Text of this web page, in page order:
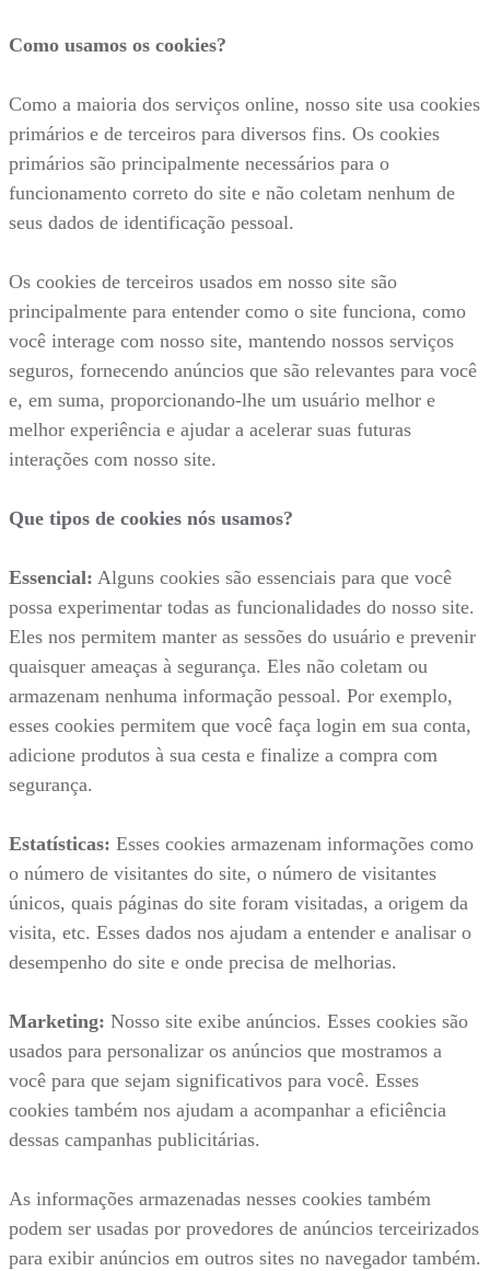
Como usamos os cookies?
Como a maioria dos serviços online, nosso site usa cookies
primários e de terceiros para diversos fins. Os cookies
primários são principalmente necessários para o
funcionamento correto do site e não coletam nenhum de
seus dados de identificação pessoal.
Os cookies de terceiros usados em nosso site são
principalmente para entender como o site funciona, como
você interage com nosso site, mantendo nossos serviços
seguros, fornecendo anúncios que são relevantes para você
e, em suma, proporcionando-lhe um usuário melhor e
melhor experiência e ajudar a acelerar suas futuras
interações com nosso site.
Que tipos de cookies nós usamos?
Essencial: Alguns cookies são essenciais para que você
possa experimentar todas as funcionalidades do nosso site.
Eles nos permitem manter as sessões do usuário e prevenir
quaisquer ameaças à segurança. Eles não coletam ou
armazenam nenhuma informação pessoal. Por exemplo,
esses cookies permitem que você faça login em sua conta,
adicione produtos à sua cesta e finalize a compra com
segurança.
Estatísticas: Esses cookies armazenam informações como
o número de visitantes do site, o número de visitantes
únicos, quais páginas do site foram visitadas, a origem da
visita, etc. Esses dados nos ajudam a entender e analisar o
desempenho do site e onde precisa de melhorias.
Marketing: Nosso site exibe anúncios. Esses cookies são
usados para personalizar os anúncios que mostramos a
você para que sejam significativos para você. Esses
cookies também nos ajudam a acompanhar a eficiência
dessas campanhas publicitárias.
As informações armazenadas nesses cookies também
podem ser usadas por provedores de anúncios terceirizados
para exibir anúncios em outros sites no navegador também.